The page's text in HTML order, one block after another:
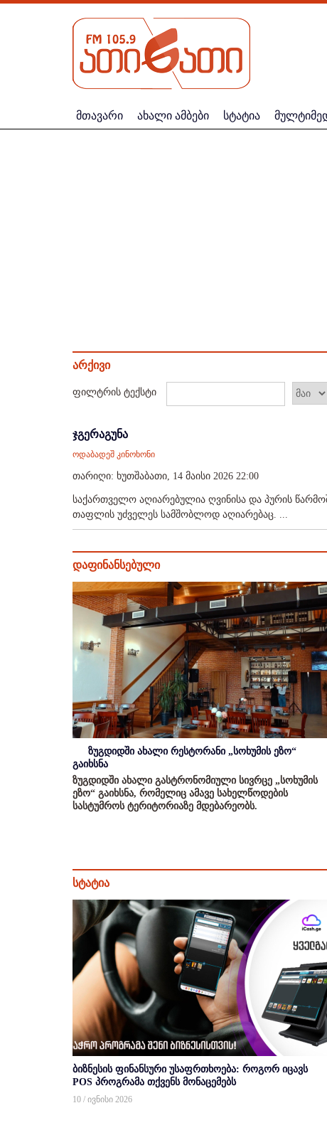
მთავარი ახალი ამბები სტატია
არქივი
ფილტრის ტექსტი
ჯგერაგუნა
ოდაბადეშ კინოხონი
თარიღი: ხუთშაბათი, 14 მაისი 2026 22:00
საქართველო აღიარებულია ღვინისა და პურის
თაფლის უძველეს სამშობლოდ აღიარებაც. ...
დაფინანსებული
ზუგდიდში ახალი რესტორანი „სოხუმის ეზო“
გაიხსნა
ზუგდიდში ახალი გასტრონომიული სივრცე „სოხუმის
ეზო“ გაიხსნა, რომელიც ამავე სახელწოდების
სასტუმროს ტერიტორიაზე მდებარეობს.
სტატია
ბიზნესის ფინანსური უსაფრთხოება: როგორ იცავს
POS პროგრამა თქვენს მონაცემებს
10 / ივნისი 2026